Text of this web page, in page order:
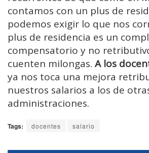
contamos con un plus de
podemos exigir lo que nos
plus de residencia es un
compensatorio y no
cuenten milongas. A los
ya nos toca una mejora
nuestros salarios a los de
administraciones.
Tags: docentes salario